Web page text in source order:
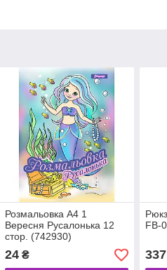
Розмальовка A4 1
Вересня Русалонька 12
стор. (742930)
24₴
FB-